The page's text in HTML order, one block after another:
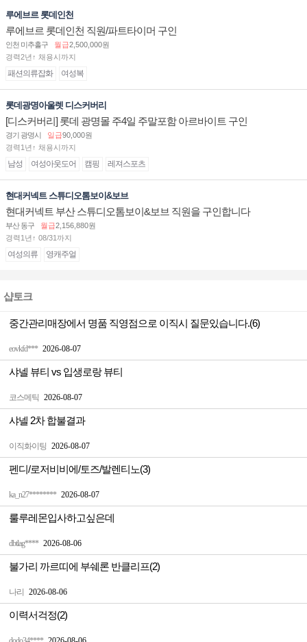
루에브르 롯데인천
루에브르 롯데인천 직원/파트타이머 구인
인천 미추홀구 월급2,500,000원
경력2년↑ 채용시까지
패션의류잡화 여성복
롯데광명아울렛 디스커버리
[디스커버리] 롯데 광명몰 주4일 주말포함 아르바이트 구인
경기 광명시 일급90,000원
경력1년↑ 채용시까지
남성 여성아웃도어 캠핑 레져스포츠
현대커넥트 스튜디오톰보이&보브
현대커넥트 부산 스튜디오톰보이&보브 직원을 구인합니다
부산 동구 월급2,156,880원
경력1년↑ 08/31까지
여성의류 영캐주얼
샵토크
eovkfd*** 2026-08-07
중간관리매장에서 명품 직영점으로 이직시 질문있습니다.(6)
코스메틱 2026-08-07
샤넬 뷰티 vs 입생로랑 뷰티
이직화이팅 2026-08-07
샤넬 2차 합불결과
ka_n27******** 2026-08-07
펜디/로저비비에/토즈/발렌티노(3)
dbtlag**** 2026-08-06
룰루레몬입사하고싶은데
나리 2026-08-06
불가리 까르띠에 부쉐론 반클리프(2)
이력서걱정(2)